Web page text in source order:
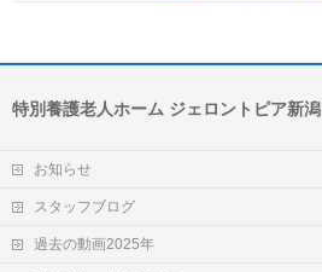
特別養護老人ホーム ジェロントピア新潟
お知らせ
スタッフブログ
過去の動画2025年